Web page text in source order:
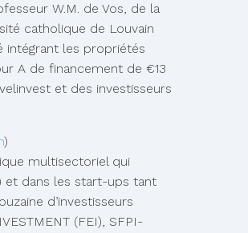
W.M. de Vos, de la
catholique de Louvain
intégrant les propriétés
A de financement de €13
et des investisseurs
)
multisectoriel qui
et dans les start-ups tant
d’investisseurs
(FEI), SFPI-